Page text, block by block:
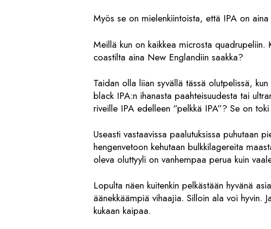
Myös se on mielenkiintoista, että IPA on
Meillä kun on kaikkea microsta quadrupeliin.
coastilta aina New Englandiin saakka?
Taidan olla liian syvällä tässä olutpelissä,
black IPA:n ihanasta paahteisuudesta tai
riveille IPA edelleen ”pelkkä IPA”? Se on
Useasti vastaavissa paalutuksissa puhutaan
hengenvetoon kehutaan bulkkilagereita
oleva oluttyyli on vanhempaa perua kuin
Lopulta näen kuitenkin pelkästään hyvänä
äänekkäämpiä vihaajia. Silloin ala voi hyvin.
kukaan kaipaa.